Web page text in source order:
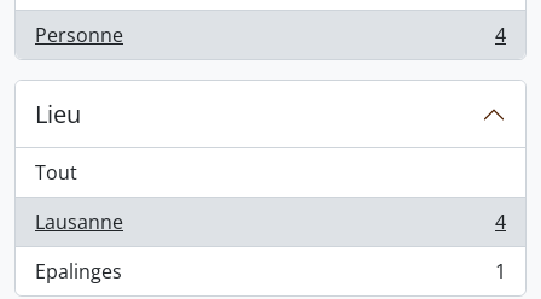
Personne
, 4 résultats 4
Lieu
Tout
Lausanne
, 4 résultats
4
Epalinges
, 1 résultats 1